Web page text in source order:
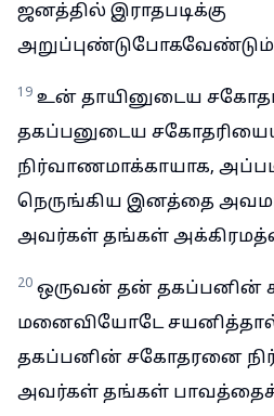
ஜனத்தில் இராதபடிக்கு
19 உன் தாயினுடைய
தகப்பனுடைய
நிர்வாணமாக்காயாக,
நெருங்கிய இனத்தை
அவர்கள் தங்கள்
20 ஒருவன் தன் தகப்பனின்
மனைவியோடே
தகப்பனின் சகோதரனை
அவர்கள் தங்கள் பாவத்தைச்